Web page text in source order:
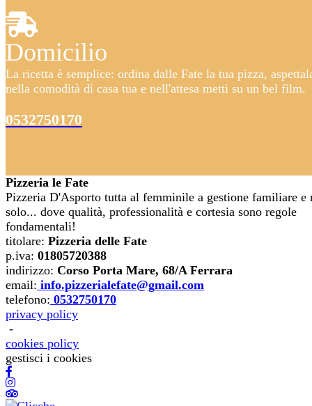
Domicilio
La ricetta è semplice: ordina dalle Fate la tua pizza,
nella comodità di casa tua e nell'attesa metti su un bel film.
0532750170
Pizzeria le Fate
Pizzeria D'Asporto tutta al femminile a gestione familiare e
solo... dove qualità, professionalità e cortesia sono regole
fondamentali!
titolare: Pizzeria delle Fate
p.iva: 01805720388
indirizzo: Corso Porta Mare, 68/A Ferrara
email: info.pizzerialefate@gmail.com
telefono: 0532750170
privacy policy
-
cookies policy
gestisci i cookies